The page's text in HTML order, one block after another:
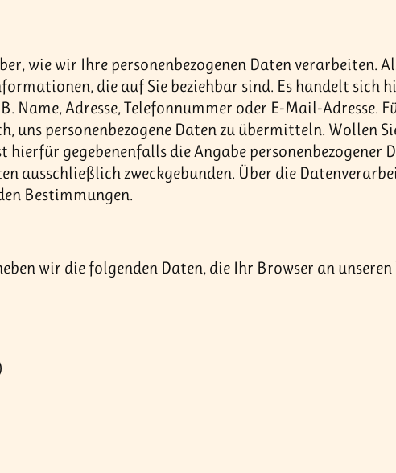
wie wir Ihre personenbezogenen Daten verarbeiten.
die auf Sie beziehbar sind. Es handelt sich
Adresse, Telefonnummer oder E-Mail-Adresse.
uns personenbezogene Daten zu übermitteln. Wollen
hierfür gegebenenfalls die Angabe personenbezogener
ausschließlich zweckgebunden. Über die
Bestimmungen.
wir die folgenden Daten, die Ihr Browser an unseren